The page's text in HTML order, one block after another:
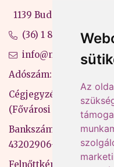
Az
1139 Budapest, Váci út
(36) 1 880 76 00
info@mprx.hu
Adószám: 13598145-2-41
Cégjegyzékszám: 01-09-
(Fővárosi Bíróság)
Bankszámlaszám: CIB
43202906-51100005
Felnőttképzési